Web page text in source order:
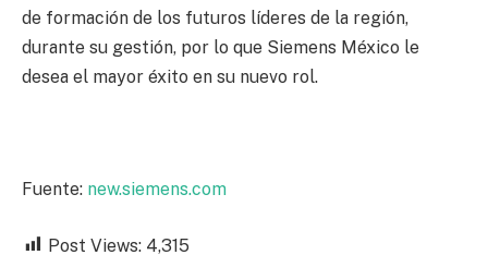
de formación de los futuros líderes de la región,
durante su gestión, por lo que Siemens México le
desea el mayor éxito en su nuevo rol.
Fuente: new.siemens.com
Post Views: 4,315